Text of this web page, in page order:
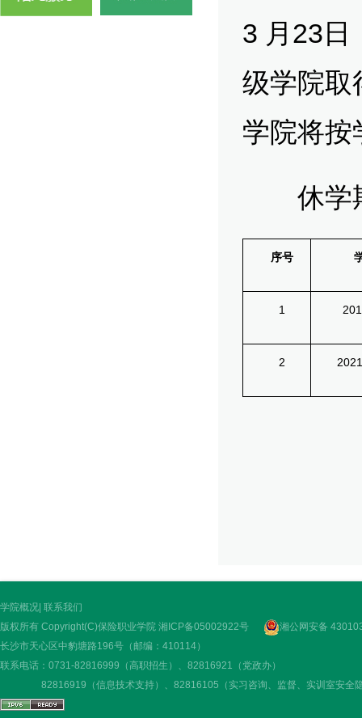
3 月23日
级学院取
学院将按
休学期
序号
1
2
学院概况 联系我们
版权所有 Copyright(C)保险职业学院 湘ICP备05002922号
湘公网安备
长沙市天心区中豹塘路196号（邮编：410114）
联系电话：0731-82816999（高职招生）、82816921（党政办）
82816919（信息技术支持）、82816105（实习咨询、监督、实训室安全